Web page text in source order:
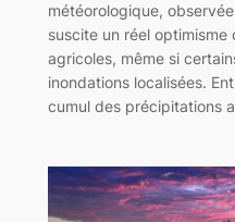
météorologique,
suscite un réel
agricoles, même si
inondations localisées.
cumul des précipitations